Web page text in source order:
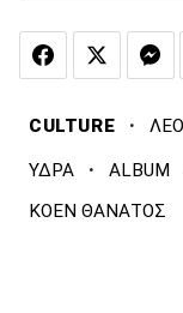
CULTURE ·
ΥΔΡΑ · ALBUM
ΚΟΕΝ ΘΑΝΑΤΟΣ